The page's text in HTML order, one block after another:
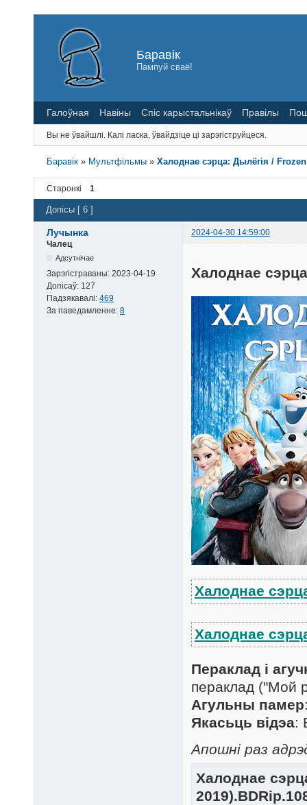
Баравік
Пампуй сваё!
Галоўная Навіны Спіс карыстальнікаў Правілы
Вы не ўвайшлі. Калі ласка, ўвайдзіце ці зарэгіструйцеся.
Баравік » Мультфільмы »Халоднае сэрца: Дылёгія /
Старонкі 1
Допісы [ 6 ]
Лучынка
2024-04-30 14:59:00
Чалец
Адсутнічае
Зарэгістраваны: 2023-04-19
Допісаў: 127
Падзякавалі: 469
За паведамленне: 8
Халоднае
Халоднае
Халоднае
Пераклад і
пераклад ("Мой
Агульны памер
Якасьць відэа:
Апошні раз
Халоднае